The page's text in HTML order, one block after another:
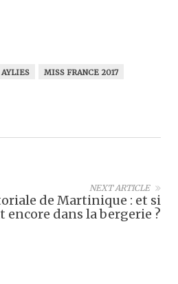
MISS FRANCE 2017
NEXT ARTICLE
de Martinique : et si
encore dans la bergerie ?